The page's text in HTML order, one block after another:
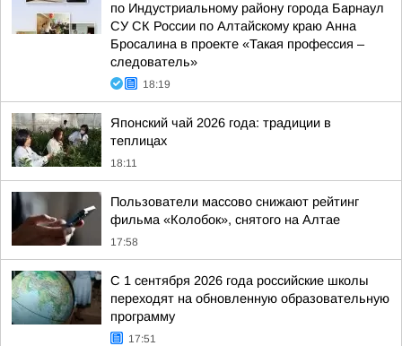
по Индустриальному району города Барнаул
СУ СК России по Алтайскому краю Анна
Бросалина в проекте «Такая профессия –
следователь»
18:19
Японский чай 2026 года: традиции в
теплицах
18:11
Пользователи массово снижают рейтинг
фильма «Колобок», снятого на Алтае
17:58
С 1 сентября 2026 года российские школы
переходят на обновленную образовательную
программу
17:51